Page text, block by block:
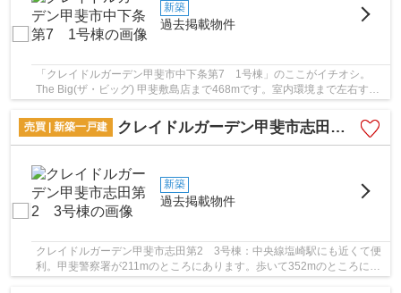
新築
過去掲載物件
「クレイドルガーデン甲斐市中下条第7 1号棟」のここがイチオシ。
The Big(ザ・ビッグ) 甲斐敷島店まで468mです。室内環境まで左右する
基礎は、強靭なベタ基礎となっております。夢の...
売買 | 新築一戸建
クレイドルガーデン甲斐市志田第2 3号棟
新築
過去掲載物件
クレイドルガーデン甲斐市志田第2 3号棟：中央線塩崎駅にも近くて便
利。甲斐警察署が211mのところにあります。歩いて352mのところに双
葉郵便局があります。築2年以内の物件ですので、...